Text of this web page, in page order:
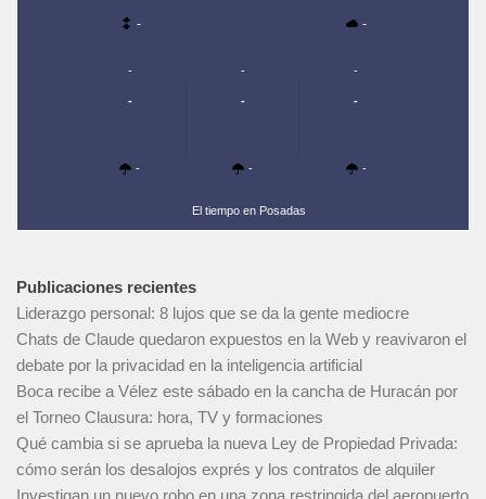
- -
-
-
-
-
-
-
-
-
-
El tiempo en Posadas
Publicaciones recientes
Liderazgo personal: 8 lujos que se da la gente mediocre
Chats de Claude quedaron expuestos en la Web y reavivaron el
debate por la privacidad en la inteligencia artificial
Boca recibe a Vélez este sábado en la cancha de Huracán por
el Torneo Clausura: hora, TV y formaciones
Qué cambia si se aprueba la nueva Ley de Propiedad Privada:
cómo serán los desalojos exprés y los contratos de alquiler
Investigan un nuevo robo en una zona restringida del aeropuerto